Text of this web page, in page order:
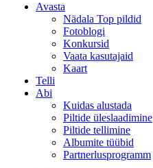
Avasta
Nädala Top pildid
Fotoblogi
Konkursid
Vaata kasutajaid
Kaart
Telli
Abi
Kuidas alustada
Piltide üleslaadimine
Piltide tellimine
Albumite tüübid
Partnerlusprogramm